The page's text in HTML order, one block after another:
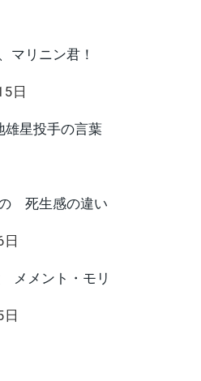
マリニン君！
日
雄星投手の言葉
死生感の違い
メメント・モリ